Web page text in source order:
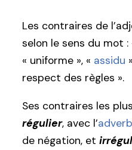
Les contraires de
selon le sens du mot :
« uniforme », « assidu
respect des règles ».
Ses contraires les
régulier, avec l’
de négation, et